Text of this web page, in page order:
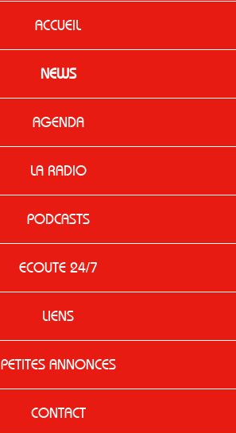
ACCUEIL
NEWS
AGENDA
LA RADIO
PODCASTS
ECOUTE 24/7
LIENS
PETITES ANNONCES
CONTACT